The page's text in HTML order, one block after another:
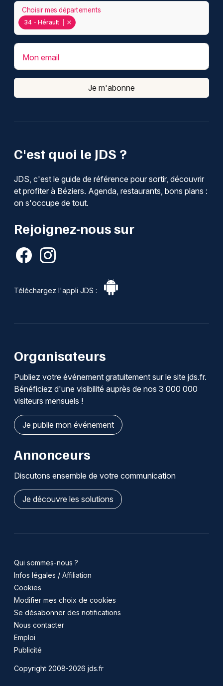
C'est quoi le JDS ?
JDS, c'est le guide de référence pour sortir, découvrir
et profiter à Béziers. Agenda, restaurants, bons plans :
on s'occupe de tout.
Rejoignez-nous sur
Téléchargez l'appli JDS :
34 - Hérault
Choisir mes départements
Mon email
Je m'abonne
Organisateurs
Publiez votre événement gratuitement sur le site jds.fr.
Bénéficiez d'une visibilité auprès de nos 3 000 000
visiteurs mensuels !
Je publie mon événement
Annonceurs
Discutons ensemble de votre communication
Je découvre les solutions
Qui sommes-nous ?
Infos légales / Affiliation
Cookies
Modifier mes choix de cookies
Se désabonner des notifications
Nous contacter
Emploi
Publicité
Copyright 2008-2026 jds.fr